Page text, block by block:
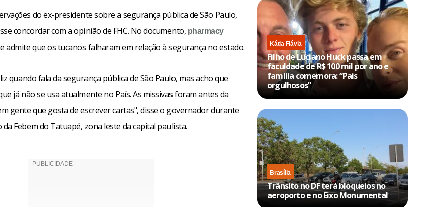
do ex-presidente sobre a segurança pública de São Paulo,
concordar com a opinião de FHC. No documento, pharmacy
admite que os tucanos falharam em relação à segurança no estado.
quando fala da segurança pública de São Paulo, mas acho que
já não se usa atualmente no País. As missivas foram antes da
gente que gosta de escrever cartas", disse o governador durante
Febem do Tatuapé, zona leste da capital paulista.
Kátia Flávia
Filho de Luciano Huck passa em
faculdade de R$ 100 mil por ano e
família comemora: “Pais
orgulhosos”
Brasília
Trânsito no DF terá bloqueios no
aeroporto e no Eixo Monumental